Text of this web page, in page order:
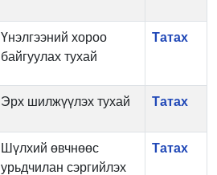
Үнэлгээний хороо
байгуулах тухай
Татах
Эрх шилжүүлэх тухай Татах
Шүлхий өвчнөөс
урьдчилан сэргийлэх
Татах